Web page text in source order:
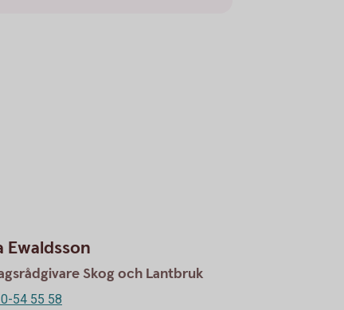
Ewaldsson
Skog och Lantbruk
54 55 58